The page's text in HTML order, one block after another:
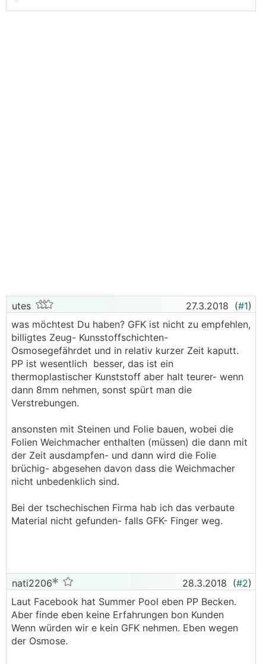
utes 27.3.2018 (#1)
was möchtest Du haben? GFK ist nicht zu empfehlen,
billigtes Zeug- Kunsstoffschichten-
Osmosegefährdet und in relativ kurzer Zeit kaputt.
PP ist wesentlich besser, das ist ein
thermoplastischer Kunststoff aber halt teurer- wenn
dann 8mm nehmen, sonst spürt man die
Verstrebungen.
ansonsten mit Steinen und Folie bauen, wobei die
Folien Weichmacher enthalten (müssen) die dann mit
der Zeit ausdampfen- und dann wird die Folie
brüchig- abgesehen davon dass die Weichmacher
nicht unbedenklich sind.
Bei der tschechischen Firma hab ich das verbaute
Material nicht gefunden- falls GFK- Finger weg.
nati2206 28.3.2018 (#2)
Laut Facebook hat Summer Pool eben PP Becken.
Aber finde eben keine Erfahrungen bon Kunden
Wenn würden wir e kein GFK nehmen. Eben wegen
der Osmose.